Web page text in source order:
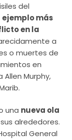
del
ejemplo más
en la
a
o muertes de
en
Allen Murphy,
una nueva ola
alrededores.
General